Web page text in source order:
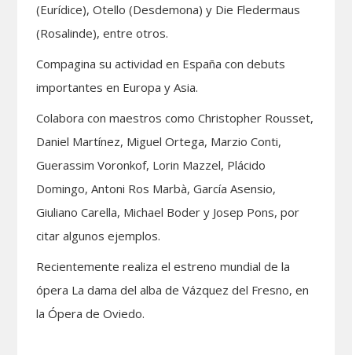
(Eurídice), Otello (Desdemona) y Die Fledermaus
(Rosalinde), entre otros.
Compagina su actividad en España con debuts
importantes en Europa y Asia.
Colabora con maestros como Christopher Rousset,
Daniel Martínez, Miguel Ortega, Marzio Conti,
Guerassim Voronkof, Lorin Mazzel, Plácido
Domingo, Antoni Ros Marbà, García Asensio,
Giuliano Carella, Michael Boder y Josep Pons, por
citar algunos ejemplos.
Recientemente realiza el estreno mundial de la
ópera La dama del alba de Vázquez del Fresno, en
la Ópera de Oviedo.